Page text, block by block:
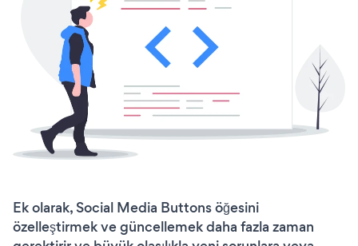
Ek olarak, Social Media Buttons öğesini
özelleştirmek ve güncellemek daha fazla zaman